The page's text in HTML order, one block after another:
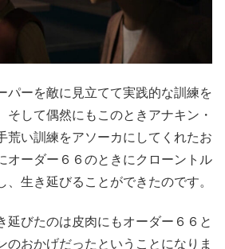
パーを敵に見立てて実践的な訓練を
そして偶然にもこのときアナキン・
荒い訓練をアソーカにしてくれたお
オーダー６６のときにクローントル
、生き延びることができたのです。
延びたのは皮肉にもオーダー６６と
のおかげだったということになりま